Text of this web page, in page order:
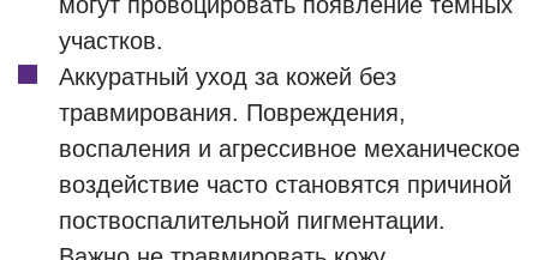
участков.
Аккуратный уход за кожей без
травмирования. Повреждения,
воспаления и агрессивное механическое
воздействие часто становятся причиной
поствоспалительной пигментации.